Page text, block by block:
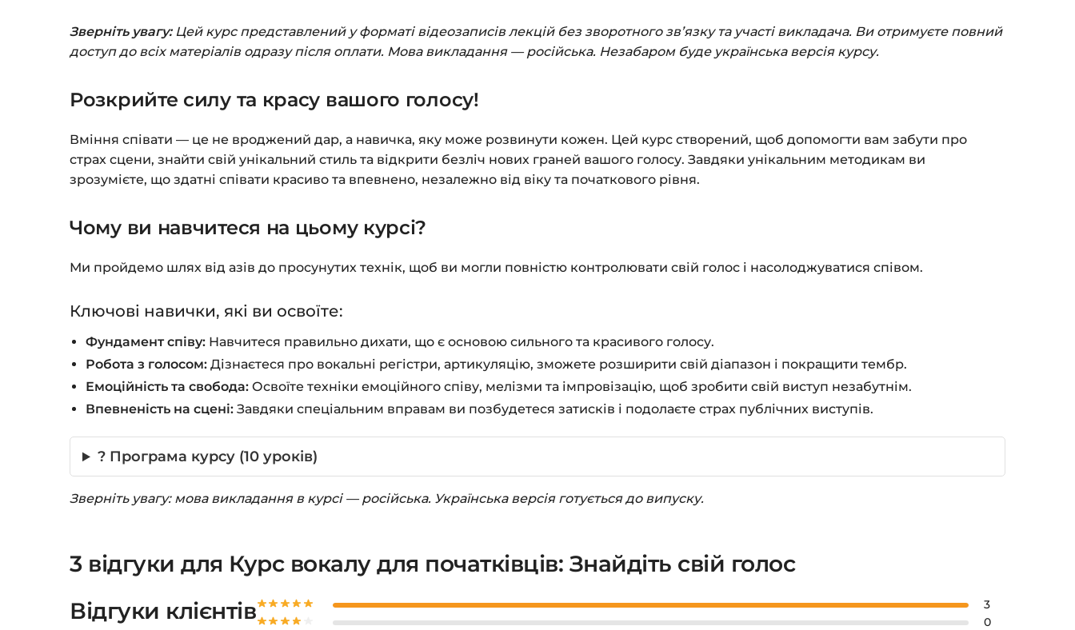
Оплатіть зручним способом (більше 8 способів оплати).
Додатково посилання на курс прийде вам на email.
Доступ до курсів: без обмежень за часом.
Питання? Пишіть на info@siluette.com.ua або в чат на сайті.
Зверніть увагу:Цей курс представлений у форматі відеозаписів лекцій без зворотного зв’язку та участі викладача. Ви отримуєте повний
доступ до всіх матеріалів одразу після оплати. Мова викладання — російська. Незабаром буде українська версія курсу.
Розкрийте силу та красу вашого голосу!
Вміння співати — це не вроджений дар, а навичка, яку може розвинути кожен. Цей курс створений, щоб допомогти вам забути про
страх сцени, знайти свій унікальний стиль та відкрити безліч нових граней вашого голосу. Завдяки унікальним методикам ви
зрозумієте, що здатні співати красиво та впевнено, незалежно від віку та початкового рівня.
Чому ви навчитеся на цьому курсі?
Ми пройдемо шлях від азів до просунутих технік, щоб ви могли повністю контролювати свій голос і насолоджуватися співом.
Ключові навички, які ви освоїте:
Фундамент співу: Навчитеся правильно дихати, що є основою сильного та красивого голосу.
Робота з голосом: Дізнаєтеся про вокальні регістри, артикуляцію, зможете розширити свій діапазон і покращити тембр.
Емоційність та свобода: Освоїте техніки емоційного співу, мелізми та імпровізацію, щоб зробити свій виступ незабутнім.
Впевненість на сцені: Завдяки спеціальним вправам ви позбудетеся затисків і подолаєте страх публічних виступів.
? Програма курсу (10 уроків)
Зверніть увагу: мова викладання в курсі — російська. Українська версія готується до випуску.
3 відгуки для Курс вокалу для початківців: Знайдіть свій голос
Відгуки клієнтів
3
0